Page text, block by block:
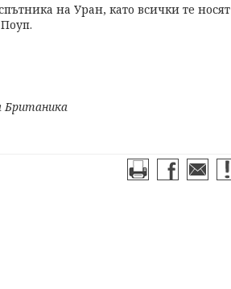
на Уран, като всички те носят
Британика